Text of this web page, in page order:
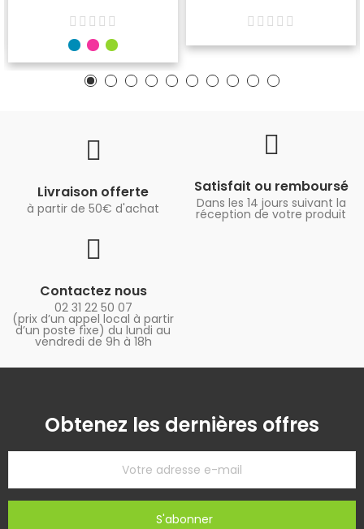
Livraison offerte
à partir de 50€ d'achat
Satisfait ou remboursé
Dans les 14 jours suivant la
réception de votre produit
Contactez nous
02 31 22 50 07
(prix d’un appel local à partir
d’un poste fixe) du lundi au
vendredi de 9h à 18h
Obtenez les dernières offres
S'abonner